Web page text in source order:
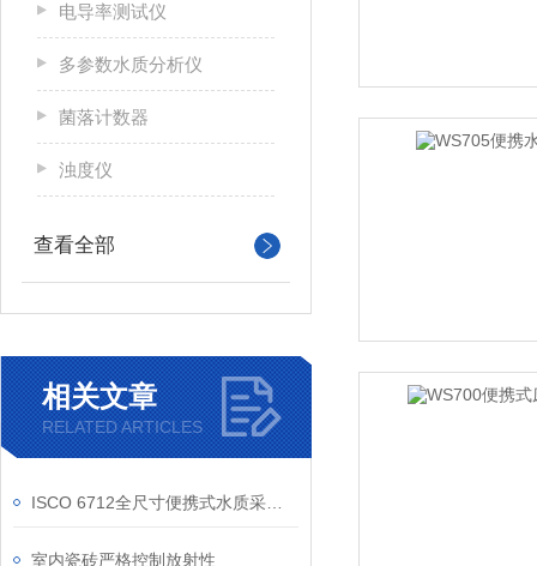
电导率测试仪
多参数水质分析仪
菌落计数器
浊度仪
查看全部
相关文章
RELATED ARTICLES
室内瓷砖严格控制放射性